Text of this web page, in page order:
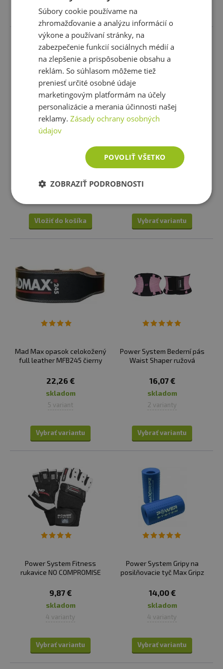
Vybrať variantu
trhačky s protiskluzem X-
COMBAT STRAPS
skladom
Vložiť do košíka
kožený opasok čierný
24,74 €
Vybrať variantu
Mad Max opasok celokožený
full leather MFB245 čierny
22,26 €
skladom
5 variant
Vybrať variantu
Power System Bederní pás
Waist Shaper ružová
16,07 €
skladom
2 varianty
Vybrať variantu
Power System Fitness
rukavice NO COMPROMISE
9,87 €
skladom
4 varianty
Vybrať variantu
Power System Gripy na
posilňovacie tyč Max Gripz
14,00 €
skladom
4 varianty
Vybrať variantu
Súbory cookie používame na
zhromažďovanie a analýzu informácií o
výkone a používaní stránky, na
zabezpečenie funkcií sociálnych médií a
na zlepšenie a prispôsobenie obsahu a
reklám. So súhlasom môžeme tiež
preniesť určité osobné údaje
marketingovým platformám na účely
personalizácie a merania účinnosti našej
reklamy.Zásady ochrany osobných
údajov
POVOLIŤ VŠETKO
ZOBRAZIŤ PODROBNOSTI